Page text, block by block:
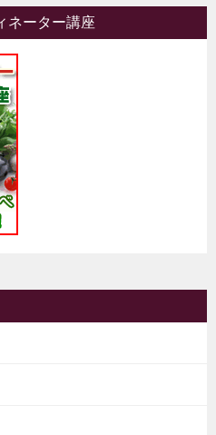
ネーター講座